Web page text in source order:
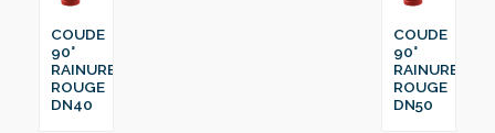
COUDE
90°
RAINURE
ROUGE
DN40
COUDE
90°
RAINURE
ROUGE
DN50